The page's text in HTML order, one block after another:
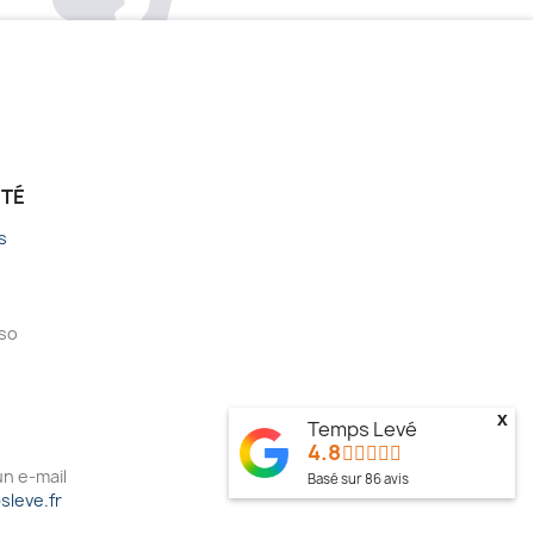
e-mail
Temps Levé
4.8
Basé sur86avis
x